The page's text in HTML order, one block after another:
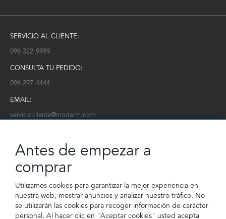
SERVICIO AL CLIENTE:
096 322 9999
CONSULTA TU PEDIDO:
096 297 4444
EMAIL:
serviciocliente@modarm.com
Conoce toda la información sobre últimas colecciones, eventos y
Subscríbete a nuestro newsletter
SUSCRIBIRSE
Antes de empezar a
comprar
Utilizamos cookies para garantizar la mejor experiencia en
nuestra web, mostrar anuncios y analizar nuestro tráfico. No
se utilizarán las cookies para recoger información de carácter
personal. Al hacer clic en "Aceptar cookies" usted acepta